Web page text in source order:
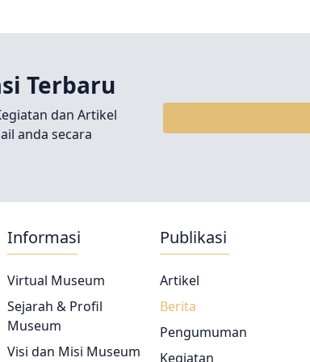
Terbaru
dan Artikel
anda secara
Informasi
Virtual Museum
Sejarah & Profil
Museum
Visi dan Misi Museum
Publikasi
Artikel
Berita
Pengumuman
Kegiatan